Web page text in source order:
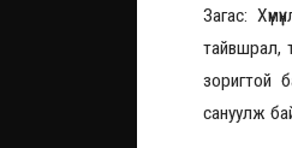
Загас:
тайвшрал,
зоригтой
сануулж